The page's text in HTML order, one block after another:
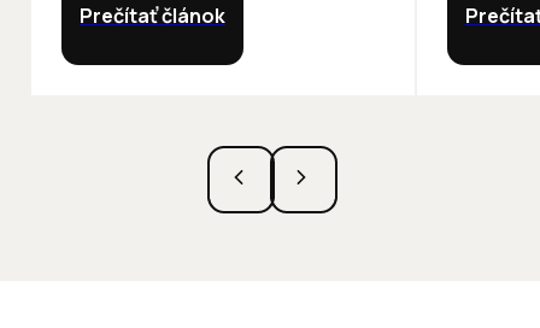
Prečítať článok